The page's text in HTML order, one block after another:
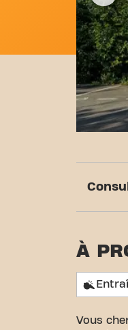
À
Vous